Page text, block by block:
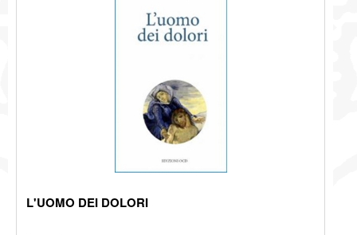
L'UOMO DEI DOLORI